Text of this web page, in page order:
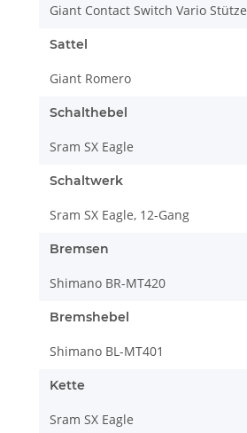
Giant Contact Switch Vario Stütze
Sattel
Giant Romero
Schalthebel
Sram SX Eagle
Schaltwerk
Sram SX Eagle, 12-Gang
Bremsen
Shimano BR-MT420
Bremshebel
Shimano BL-MT401
Kette
Sram SX Eagle